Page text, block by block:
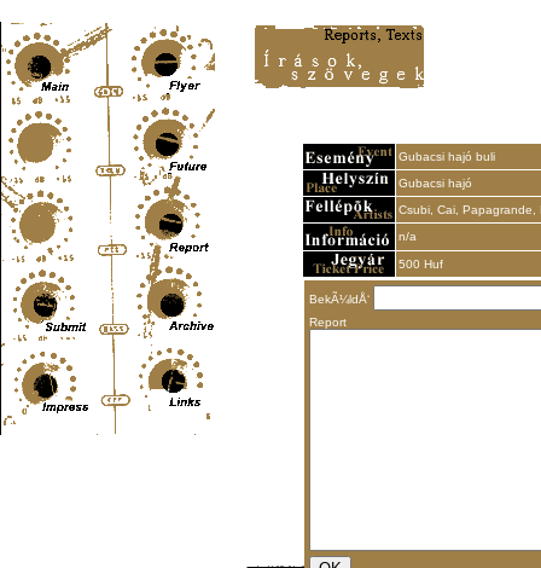
Gubacsi hajó buli
Gubacsi hajó
Csubi, Cai, Papagrande,
n/a
500 Huf
BekÃ¼ldÅ‘
Report